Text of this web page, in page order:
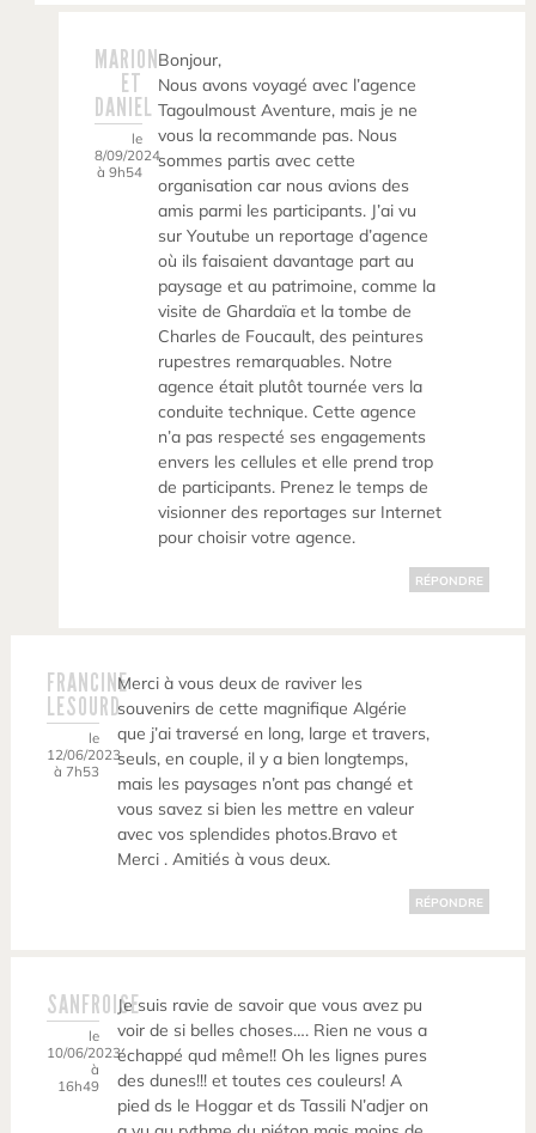
MARION
ET
DANIEL
le
8/09/2024
à 9h54
Bonjour,
Nous avons voyagé avec l’agence
Tagoulmoust Aventure, mais je ne
vous la recommande pas. Nous
sommes partis avec cette
organisation car nous avions des
amis parmi les participants. J’ai vu
sur Youtube un reportage d’agence
où ils faisaient davantage part au
paysage et au patrimoine, comme la
visite de Ghardaïa et la tombe de
Charles de Foucault, des peintures
rupestres remarquables. Notre
agence était plutôt tournée vers la
conduite technique. Cette agence
n’a pas respecté ses engagements
envers les cellules et elle prend trop
de participants. Prenez le temps de
visionner des reportages sur Internet
pour choisir votre agence.
RÉPONDRE
FRANCINE
LESOURD
le
12/06/2023
à 7h53
Merci à vous deux de raviver les
souvenirs de cette magnifique Algérie
que j’ai traversé en long, large et travers,
seuls, en couple, il y a bien longtemps,
mais les paysages n’ont pas changé et
vous savez si bien les mettre en valeur
avec vos splendides photos.Bravo et
Merci . Amitiés à vous deux.
RÉPONDRE
SANFROISE
le
10/06/2023
à
16h49
Je suis ravie de savoir que vous avez pu
voir de si belles choses…. Rien ne vous a
échappé qud même!! Oh les lignes pures
des dunes!!! et toutes ces couleurs! A
pied ds le Hoggar et ds Tassili N’adjer on